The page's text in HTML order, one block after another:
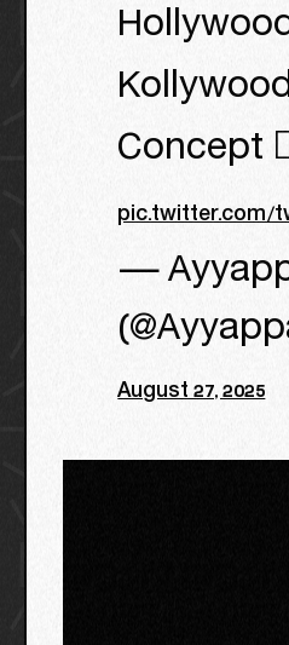
Concept
pic.twitter.com/
—
August 27, 2025